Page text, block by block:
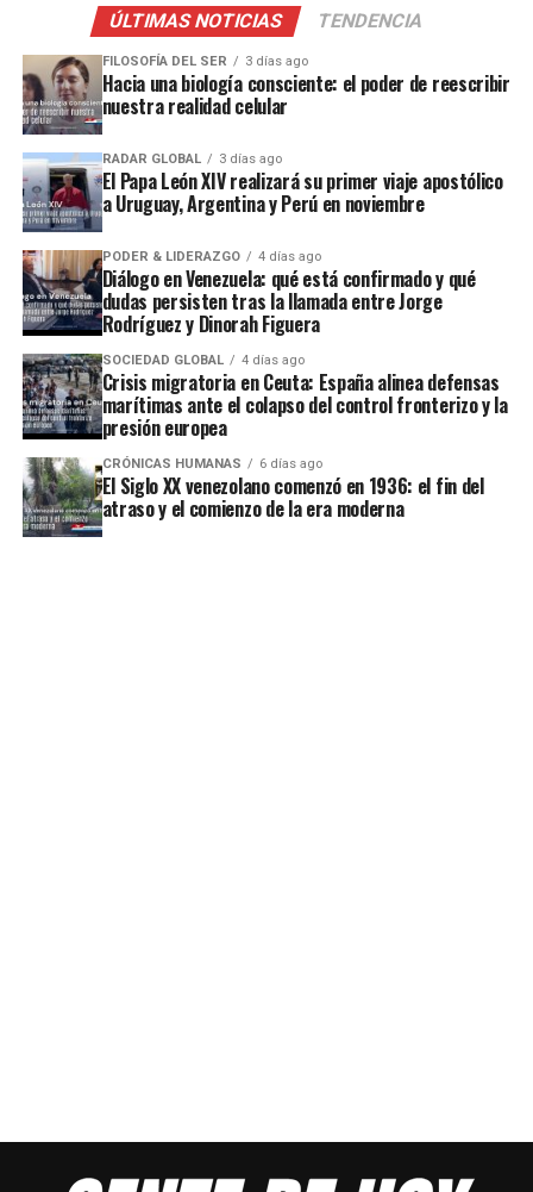
ÚLTIMAS NOTICIAS TENDENCIA
FILOSOFÍA DEL SER 3 días ago
Hacia una biología consciente: el poder de reescribir
nuestra realidad celular
RADAR GLOBAL 3 días ago
El Papa León XIV realizará su primer viaje apostólico
a Uruguay, Argentina y Perú en noviembre
PODER & LIDERAZGO 4 días ago
Diálogo en Venezuela: qué está confirmado y qué
dudas persisten tras la llamada entre Jorge
Rodríguez y Dinorah Figuera
SOCIEDAD GLOBAL 4 días ago
Crisis migratoria en Ceuta: España alinea defensas
marítimas ante el colapso del control fronterizo y la
presión europea
CRÓNICAS HUMANAS 6 días ago
El Siglo XX venezolano comenzó en 1936: el fin del
atraso y el comienzo de la era moderna